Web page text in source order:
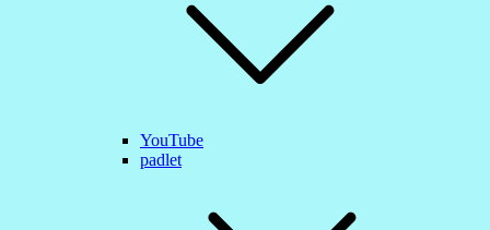
YouTube
padlet